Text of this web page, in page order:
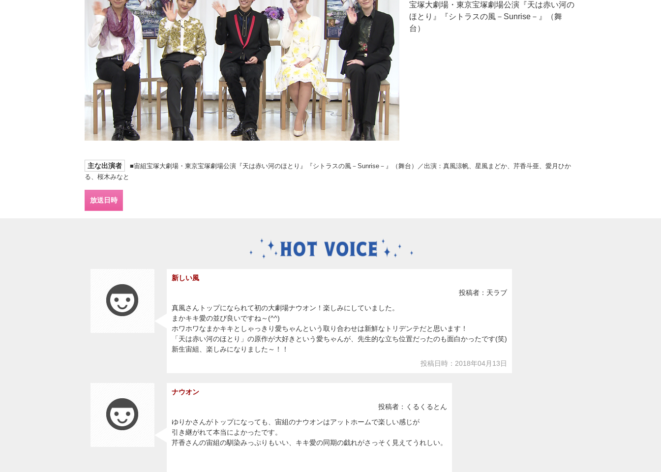
宝塚大劇場・東京宝塚劇場公演『天は赤い河の
ほとり』『シトラスの風－Sunrise－』（舞
台）
主な出演者
■宙組宝塚大劇場・東京宝塚劇場公演『天は赤い河のほとり』『シトラスの風－Sunrise－』（舞台）／出演：真風涼帆、星風まどか、芹香斗亜、愛月ひか
る、桜木みなと
放送日時
新しい風
投稿者：天ラブ
真風さんトップになられて初の大劇場ナウオン！楽しみにしていました。
まかキキ愛の並び良いですね～(^^)
ホワホワなまかキキとしゃっきり愛ちゃんという取り合わせは新鮮なトリデンテだと思います！
「天は赤い河のほとり」の原作が大好きという愛ちゃんが、先生的な立ち位置だったのも面白かったです(笑)
新生宙組、楽しみになりました～！！
投稿日時：2018年04月13日
ナウオン
投稿者：くるくるとん
ゆりかさんがトップになっても、宙組のナウオンはアットホームで楽しい感じが
引き継がれて本当によかったです。
芹香さんの宙組の馴染みっぷりもいい、キキ愛の同期の戯れがさっそく見えてうれしい。